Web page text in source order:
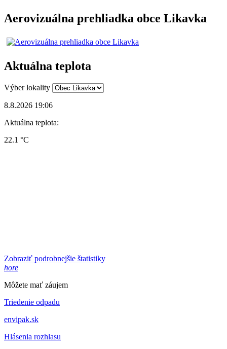
Aerovizuálna prehliadka obce Likavka
Aktuálna teplota
Výber lokality
8.8.2026 19:06
Aktuálna teplota:
22.1 °C
Zobraziť podrobnejšie štatistiky
hore
Môžete mať záujem
Triedenie odpadu
envipak.sk
Hlásenia rozhlasu